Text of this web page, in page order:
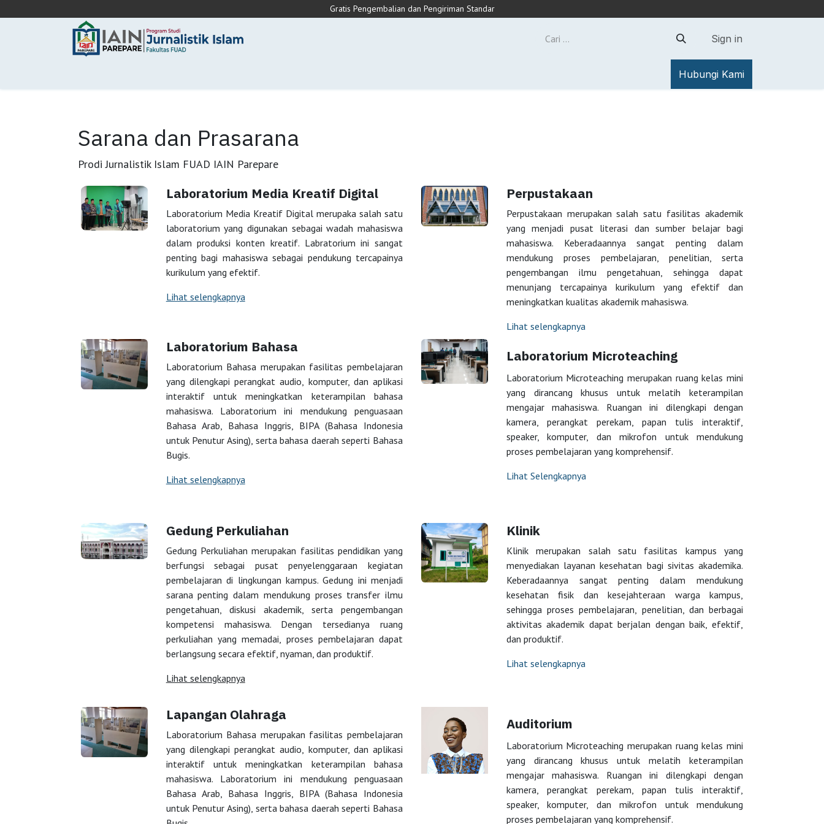
Gratis Pengembalian dan Pengiriman Standar
Sign in
Hubungi Kami
Sarana dan Prasarana
Prodi Jurnalistik Islam FUAD IAIN Parepare
Laboratorium Media Kreatif Digital
Laboratorium Media Kreatif Digital merupaka salah satu
laboratorium yang digunakan sebagai wadah mahasiswa
dalam produksi konten kreatif. Labratorium ini sangat
penting bagi mahasiswa sebagai pendukung tercapainya
kurikulum yang efektif.
Lihat selengkapnya
Perpustakaan
Perpustakaan merupakan salah satu fasilitas akademik
yang menjadi pusat literasi dan sumber belajar bagi
mahasiswa. Keberadaannya sangat penting dalam
mendukung proses pembelajaran, penelitian, serta
pengembangan ilmu pengetahuan, sehingga dapat
menunjang tercapainya kurikulum yang efektif dan
meningkatkan kualitas akademik mahasiswa.
Lihat selengkapnya
Laboratorium Bahasa
Laboratorium Bahasa merupakan fasilitas pembelajaran
yang dilengkapi perangkat audio, komputer, dan aplikasi
interaktif untuk meningkatkan keterampilan bahasa
mahasiswa. Laboratorium ini mendukung penguasaan
Bahasa Arab, Bahasa Inggris, BIPA (Bahasa Indonesia
untuk Penutur Asing), serta bahasa daerah seperti Bahasa
Bugis.
Lihat selengkapnya
Laboratorium Microteaching
Laboratorium Microteaching merupakan ruang kelas mini
yang dirancang khusus untuk melatih keterampilan
mengajar mahasiswa. Ruangan ini dilengkapi dengan
kamera, perangkat perekam, papan tulis interaktif,
speaker, komputer, dan mikrofon untuk mendukung
proses pembelajaran yang komprehensif.
Lihat Selengkapnya
Gedung Perkuliahan
Gedung Perkuliahan merupakan fasilitas pendidikan yang
berfungsi sebagai pusat penyelenggaraan kegiatan
pembelajaran di lingkungan kampus. Gedung ini menjadi
sarana penting dalam mendukung proses transfer ilmu
pengetahuan, diskusi akademik, serta pengembangan
kompetensi mahasiswa. Dengan tersedianya ruang
perkuliahan yang memadai, proses pembelajaran dapat
berlangsung secara efektif, nyaman, dan produktif.
Lihat selengkapnya
Klinik
Klinik merupakan salah satu fasilitas kampus yang
menyediakan layanan kesehatan bagi sivitas akademika.
Keberadaannya sangat penting dalam mendukung
kesehatan fisik dan kesejahteraan warga kampus,
sehingga proses pembelajaran, penelitian, dan berbagai
aktivitas akademik dapat berjalan dengan baik, efektif,
dan produktif.
Lihat selengkapnya
Auditorium
Laboratorium Microteaching merupakan ruang kelas mini
yang dirancang khusus untuk melatih keterampilan
mengajar mahasiswa. Ruangan ini dilengkapi dengan
kamera, perangkat perekam, papan tulis interaktif,
speaker, komputer, dan mikrofon untuk mendukung
proses pembelajaran yang komprehensif.
Lapangan Olahraga
Laboratorium Bahasa merupakan fasilitas pembelajaran
yang dilengkapi perangkat audio, komputer, dan aplikasi
interaktif untuk meningkatkan keterampilan bahasa
mahasiswa. Laboratorium ini mendukung penguasaan
Bahasa Arab, Bahasa Inggris, BIPA (Bahasa Indonesia
untuk Penutur Asing), serta bahasa daerah seperti Bahasa